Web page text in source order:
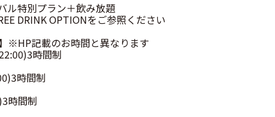
ル特別プラン＋飲み放題
DRINK OPTIONをご参照ください
※HP記載のお時間と異なります
時間制
時間制
時間制